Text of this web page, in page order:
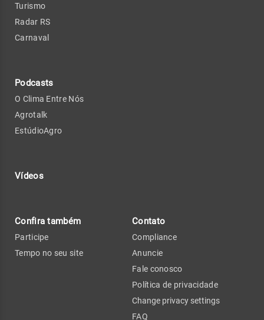
Turismo
Radar RS
Carnaval
Podcasts
O Clima Entre Nós
Agrotalk
EstúdioAgro
Vídeos
Confira também
Participe
Tempo no seu site
Contato
Compliance
Anuncie
Fale conosco
Política de privacidade
Change privacy settings
FAQ